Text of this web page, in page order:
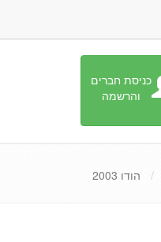
כניסת חברים
והרשמה
הודו 2003